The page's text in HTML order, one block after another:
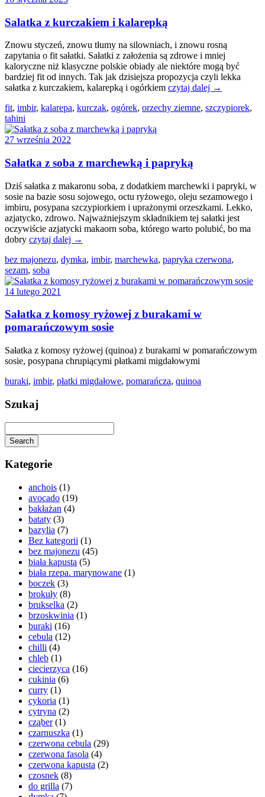
Salatka z kurczakiem i kalarepką
Znowu styczeń, znowu tłumy na silowniach, i znowu rosną
zapytania o fit sałatki. Sałatki z założenia są zdrowe i mniej
kaloryczne niż klasyczne polskie obiady ale niektóre mogą być
bardziej fit od innych. Tak jak dzisiejsza propozycja czyli lekka
sałatka z kurczakiem, kalarepką i ogórkiem czytaj dalej →
fit, imbir, kalarepa, kurczak, ogórek, orzechy ziemne, szczypiorek,
tahini
27 września 2022
Sałatka z soba z marchewką i papryką
Dziś sałatka z makaronu soba, z dodatkiem marchewki i papryki, w
sosie na bazie sosu sojowego, octu ryżowego, oleju sezamowego i
imbiru, posypana szczypiorkiem i uprażonymi orzeszkami. Lekko,
azjatycko, zdrowo. Najważniejszym składnikiem tej sałatki jest
oczywiście azjatycki makaorn soba, którego warto polubić, bo ma
dobry czytaj dalej →
bez majonezu, dymka, imbir, marchewka, papryka czerwona,
sezam, soba
14 lutego 2021
Sałatka z komosy ryżowej z burakami w
pomarańczowym sosie
Sałatka z komosy ryżowej (quinoa) z burakami w pomarańczowym
sosie, posypana chrupiącymi płatkami migdałowymi
buraki, imbir, płatki migdałowe, pomarańcza, quinoa
Szukaj
Search
Kategorie
anchois (1)
avocado (19)
bakłażan (4)
bataty (3)
bazylia (7)
Bez kategorii (1)
bez majonezu (45)
biała kapusta (5)
biała rzepa. marynowane (1)
boczek (3)
brokuły (8)
brukselka (2)
brzoskwinia (1)
buraki (16)
cebula (12)
chilli (4)
chleb (1)
ciecierzyca (16)
cukinia (6)
curry (1)
cykoria (1)
cytryna (2)
cząber(1)
czarnuszka (1)
czerwona cebula (29)
czerwona fasola (4)
czerwona kapusta (2)
czosnek (8)
do grilla (7)